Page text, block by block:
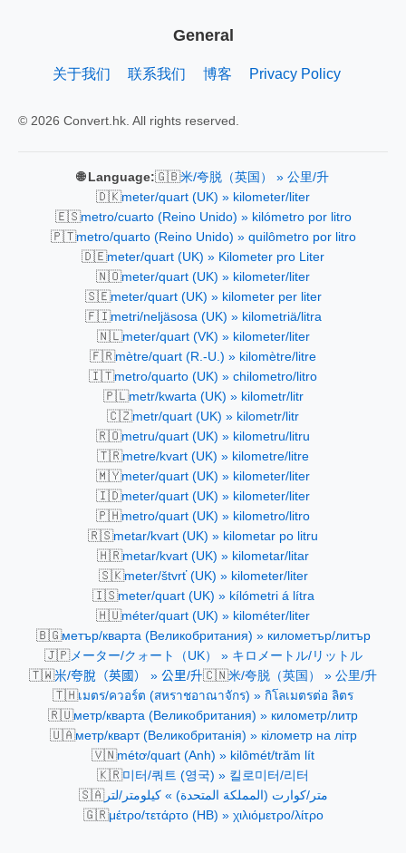
General
关于我们 联系我们 博客 Privacy Policy
© 2026 Convert.hk. All rights reserved.
🌐 Language:🇬🇧米/夸脱（英国） » 公里/升
🇩🇰meter/quart (UK) » kilometer/liter
🇪🇸metro/cuarto (Reino Unido) » kilómetro por litro
🇵🇹metro/quarto (Reino Unido) » quilômetro por litro
🇩🇪meter/quart (UK) » Kilometer pro Liter
🇳🇴meter/quart (UK) » kilometer/liter
🇸🇪meter/quart (UK) » kilometer per liter
🇫🇮metri/neljäsosa (UK) » kilometriä/litra
🇳🇱meter/quart (VK) » kilometer/liter
🇫🇷mètre/quart (R.-U.) » kilomètre/litre
🇮🇹metro/quarto (UK) » chilometro/litro
🇵🇱metr/kwarta (UK) » kilometr/litr
🇨🇿metr/quart (UK) » kilometr/litr
🇷🇴metru/quart (UK) » kilometru/litru
🇹🇷metre/kvart (UK) » kilometre/litre
🇲🇾meter/quart (UK) » kilometer/liter
🇮🇩meter/quart (UK) » kilometer/liter
🇵🇭metro/quart (UK) » kilometro/litro
🇷🇸metar/kvart (UK) » kilometar po litru
🇭🇷metar/kvart (UK) » kilometar/litar
🇸🇰meter/štvrť (UK) » kilometer/liter
🇮🇸meter/quart (UK) » kílómetri á lítra
🇭🇺méter/quart (UK) » kilométer/liter
🇧🇬метър/кварта (Великобритания) » километър/литър
🇯🇵メーター/クォート（UK） » キロメートル/リットル
🇹🇼米/夸脫（英國） » 公里/升🇨🇳米/夸脱（英国） » 公里/升
🇹🇭เมตร/ควอร์ต (สหราชอาณาจักร) » กิโลเมตรต่อ ลิตร
🇷🇺метр/кварта (Великобритания) » километр/литр
🇺🇦метр/кварт (Великобританія) » кілометр на літр
🇻🇳métơ/quart (Anh) » kilômét/trăm lít
🇰🇷미터/쿼트 (영국) » 킬로미터/리터
🇸🇦متر/كوارت (المملكة المتحدة) » كيلومتر/لتر
🇬🇷μέτρο/τετάρτο (ΗΒ) » χιλιόμετρο/λίτρο